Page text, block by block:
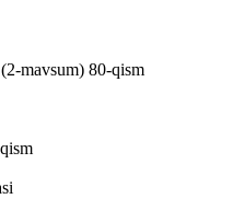
mavsum) 80-qism